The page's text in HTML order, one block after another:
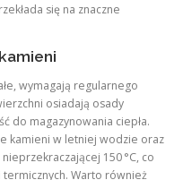
się na znaczne
wymagają regularnego
osiadają osady
do magazynowania ciepła.
kamieni w letniej wodzie oraz
150 °C, co
termicznych. Warto również